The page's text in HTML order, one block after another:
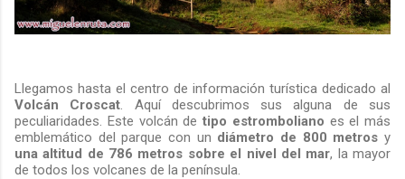
Llegamos hasta el centro de información turística dedicado al
Volcán Croscat . Aquí descubrimos sus alguna de sus
peculiaridades. Este volcán de tipo estromboliano es el más
emblemático del parque con un diámetro de 800 metros y
una altitud de 786 metros sobre el nivel del mar, la mayor
de todos los volcanes de la península.